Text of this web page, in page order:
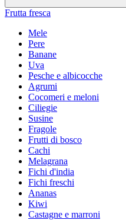
Frutta fresca
Mele
Pere
Banane
Uva
Pesche e albicocche
Agrumi
Cocomeri e meloni
Ciliegie
Susine
Fragole
Frutti di bosco
Cachi
Melagrana
Fichi d'india
Fichi freschi
Ananas
Kiwi
Castagne e marroni